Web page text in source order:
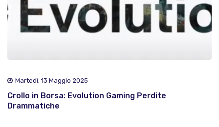
Martedì, 13 Maggio 2025
Crollo in Borsa: Evolution Gaming Perdite
Drammatiche